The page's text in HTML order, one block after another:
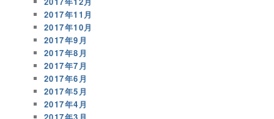
2017年11月
2017年10月
2017年9月
2017年8月
2017年7月
2017年6月
2017年5月
2017年4月